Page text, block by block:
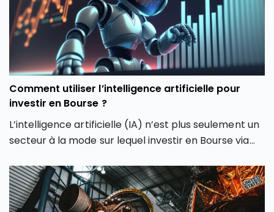
CAC 40 ? Quels secteurs tirent actuellement l’indice
parisien ? Et surtout, cette hausse du CAC 40 peut-
elle encore se poursuivre ou faut-il s’attendre à une
phase de consolidation ?
Comment utiliser l’intelligence artificielle pour
investir en Bourse ?
L’intelligence artificielle (IA) n’est plus seulement un
secteur à la mode sur lequel investir en Bourse via
même de notre façon d’investir en Bourse avec de
nouveaux outils et de nouvelles approches. Dans cet
article, découvrez comment l’intelligence artificielle